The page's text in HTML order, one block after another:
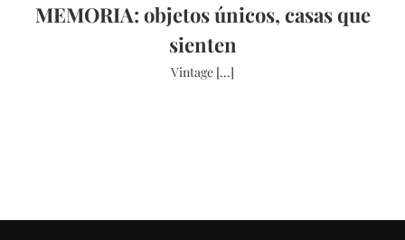
MEMORIA: objetos únicos, casas que
sienten
Vintage [...]